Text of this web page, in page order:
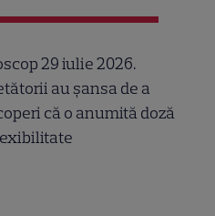
29 iulie 2026.
au șansa de a
că o anumită doză